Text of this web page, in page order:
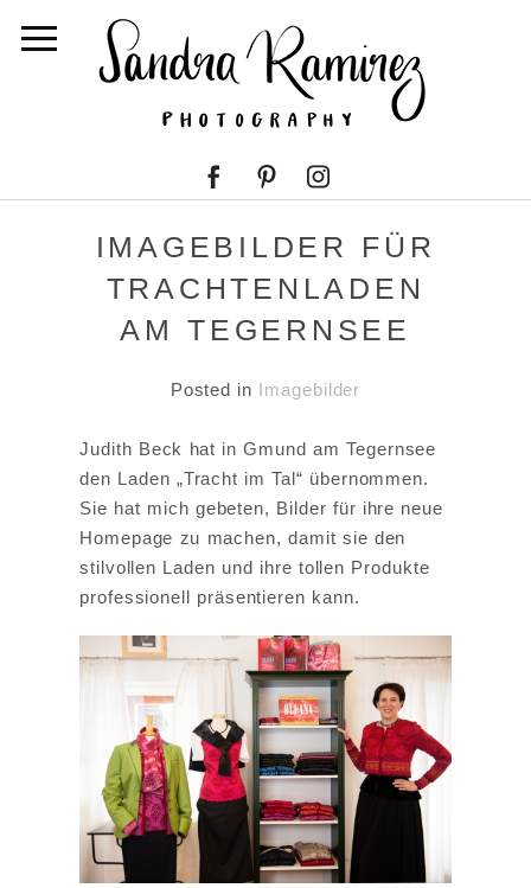
IMAGEBILDER FÜR
TRACHTENLADEN
AM TEGERNSEE
Posted in Imagebilder
Judith Beck hat in Gmund am Tegernsee
den Laden „Tracht im Tal“ übernommen.
Sie hat mich gebeten, Bilder für ihre neue
Homepage zu machen, damit sie den
stilvollen Laden und ihre tollen Produkte
professionell präsentieren kann.